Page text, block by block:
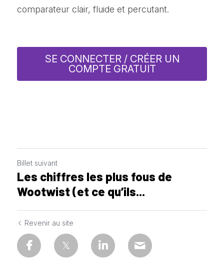
comparateur clair, fluide et percutant.
SE CONNECTER / CRÉER UN
COMPTE GRATUIT
Billet suivant
Les chiffres les plus fous de
Wootwist (et ce qu’ils...
Revenir au site